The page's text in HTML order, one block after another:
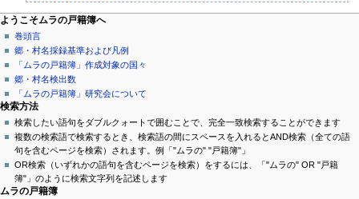
1
0
月
1
日
土
8
年
9
月
1
日
火
ナ
ビ
ゲ
ー
シ
ョ
メ
ニ
ページ操作
カ
テ
ゴ
リ
議
論
閲
覧
ソ
ー
ス
を
個人用ツール
ロ
グ
イ
ン
ようこそムラの戸籍簿へ
巻頭言
郷・村名採録基準および凡例
「ムラの戸籍簿」作成対象の国々
郷・村名検出数
「ムラの戸籍簿」研究会について
検索方法
検索したい語句をダブルクォートで囲むことで、完全一致検索することができます
複数の検索語で検索するとき、検索語の間にスペースを入れるとAND検索（全ての語
句を含むページを検索）されます。例「"ムラの" "戸籍簿"」
OR検索（いずれかの語句を含むページを検索）をするには、「"ムラの" OR "戸籍
簿"」のように検索文字列を記述します
ムラの戸籍簿